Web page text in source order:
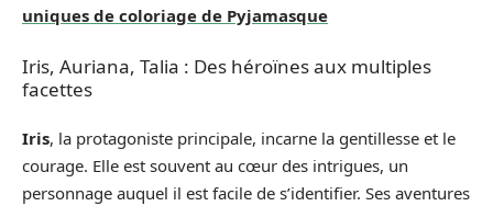
uniques de coloriage de Pyjamasque
Iris, Auriana, Talia : Des héroïnes aux multiples
facettes
Iris, la protagoniste principale, incarne la gentillesse et le
courage. Elle est souvent au cœur des intrigues, un
personnage auquel il est facile de s’identifier. Ses aventures